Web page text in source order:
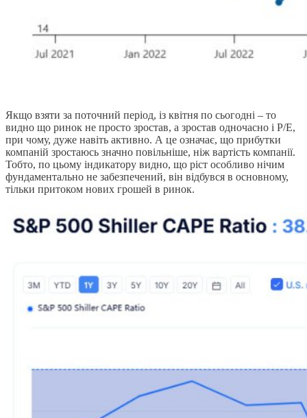
Якщо взяти за поточний період, із квітня по сьогодні – то
видно що ринок не просто зростав, а зростав одночасно і P/E,
при чому, дуже навіть активно. А це означає, що прибутки
компаній зростаюсь значно повільніше, ніж вартість компанії.
Тобто, по цьому індикатору видно, що ріст особливо нічим
фундаментально не забезпечений, він відбувся в основному,
тільки притоком нових грошей в ринок.